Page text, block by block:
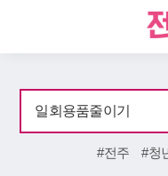
#전주 #청